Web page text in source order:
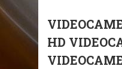
HD